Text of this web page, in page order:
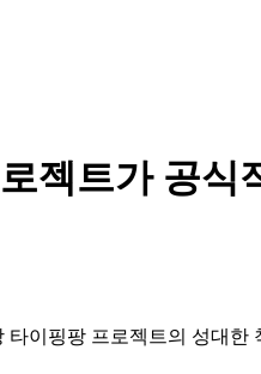
젝트가 공식
이핑팡 프로젝트의 성대한